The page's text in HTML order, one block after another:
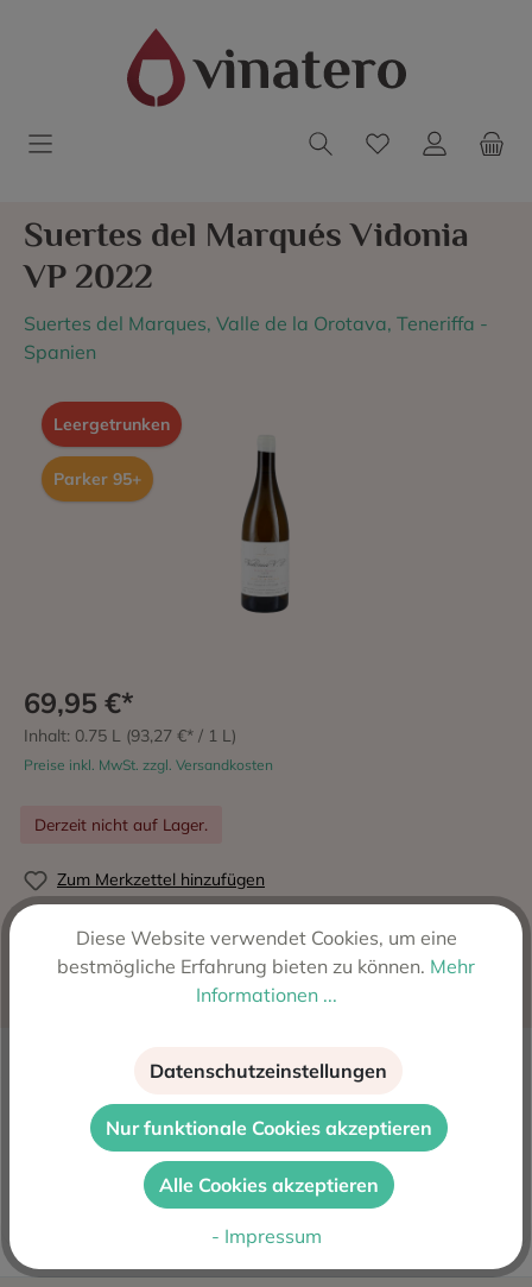
Suertes del Marqués Vidonia
VP 2022
Suertes del Marques, Valle de la Orotava, Teneriffa -
Spanien
Leergetrunken
Parker 95+
69,95 €*
Inhalt: 0.75 L (93,27 €* / 1 L)
Preise inkl. MwSt. zzgl. Versandkosten
Derzeit nicht auf Lager.
Zum Merkzettel hinzufügen
Produktnummer:
3042
Hersteller:
Suertes del Marques, Valle de la Orotava,
Teneriffa - Spanien
Suertes del Marqués Vidonia VP 2022 ist eine Selektion
der besten Partien des Weingutes. Dieser Weißwein ist
noch etwas fein… Mehr
Diese Website verwendet Cookies, um eine
bestmögliche Erfahrung bieten zu können. Mehr
Informationen ...
Datenschutzeinstellungen
Nur funktionale Cookies akzeptieren
Alle Cookies akzeptieren
- Impressum